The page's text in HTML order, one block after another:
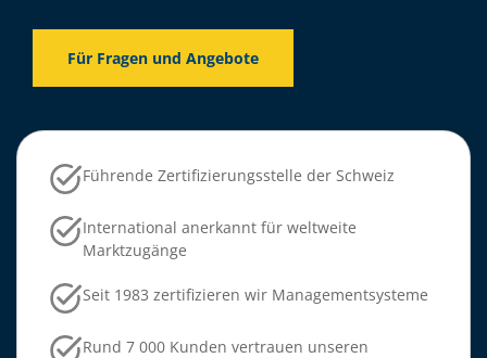
Für Fragen und Angebote
Führende Zertifizierungsstelle der Schweiz
International anerkannt für weltweite
Marktzugänge
Seit 1983 zertifizieren wir Managementsysteme
Rund 7 000 Kunden vertrauen unseren